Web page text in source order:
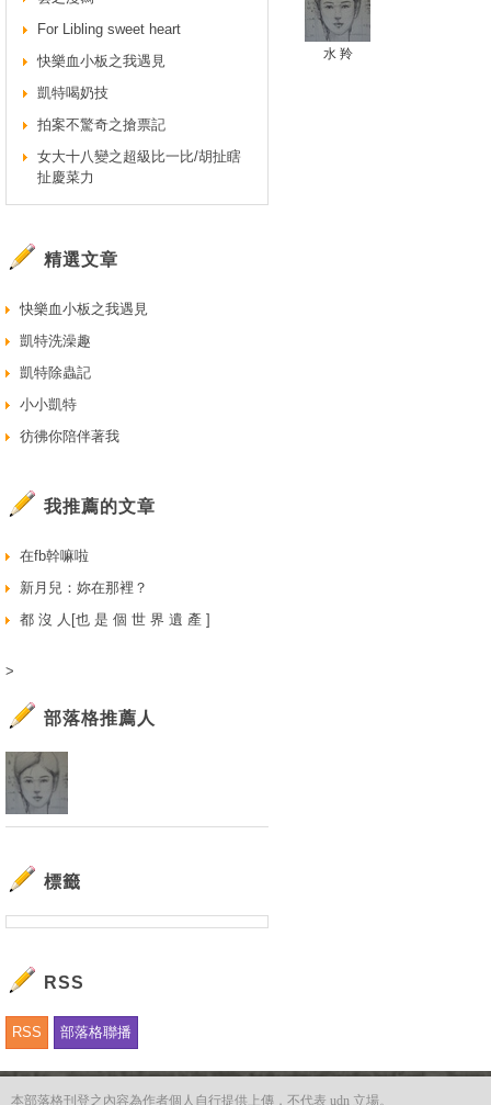
水 羚
For Libling sweet heart
快樂血小板之我遇見
凱特喝奶技
拍案不驚奇之搶票記
女大十八變之超級比一比/胡扯瞎
扯慶菜力
精選文章
快樂血小板之我遇見
凱特洗澡趣
凱特除蟲記
小小凱特
彷彿你陪伴著我
我推薦的文章
在fb幹嘛啦
新月兒：妳在那裡？
都 沒 人[也 是 個 世 界 遺 產 ]
>
部落格推薦人
標籤
RSS
RSS 部落格聯播
本部落格刊登之內容為作者個人自行提供上傳，不代表 udn 立場。